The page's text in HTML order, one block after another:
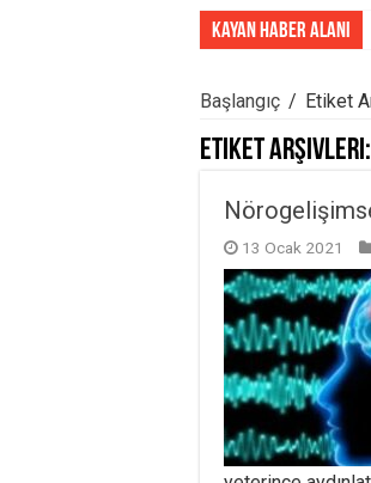
Kayan Haber Alanı
Başlangıç / Etiket
Etiket Arşivleri:
13 Ocak 2021